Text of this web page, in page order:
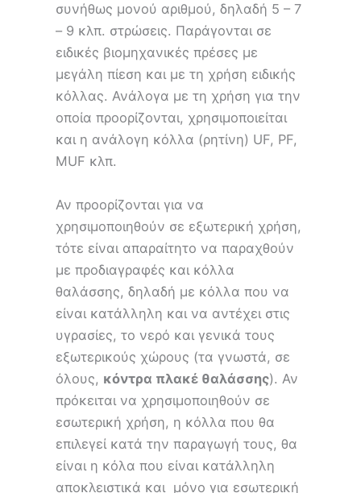
συνήθως μονού αριθμού, δηλαδή 5 – 7
– 9 κλπ. στρώσεις. Παράγονται σε
ειδικές βιομηχανικές πρέσες με
μεγάλη πίεση και με τη χρήση ειδικής
κόλλας. Ανάλογα με τη χρήση για την
οποία προορίζονται, χρησιμοποιείται
και η ανάλογη κόλλα (ρητίνη) UF, PF,
MUF κλπ.
Αν προορίζονται για να
χρησιμοποιηθούν σε εξωτερική χρήση,
τότε είναι απαραίτητο να παραχθούν
με προδιαγραφές και κόλλα
θαλάσσης, δηλαδή με κόλλα που να
είναι κατάλληλη και να αντέχει στις
υγρασίες, το νερό και γενικά τους
εξωτερικούς χώρους (τα γνωστά, σε
όλους, κόντρα πλακέ θαλάσσης). Αν
πρόκειται να χρησιμοποιηθούν σε
εσωτερική χρήση, η κόλλα που θα
επιλεγεί κατά την παραγωγή τους, θα
είναι η κόλα που είναι κατάλληλη
αποκλειστικά και μόνο για εσωτερική